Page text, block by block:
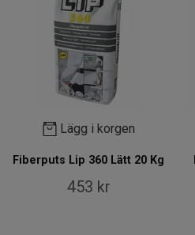
Lägg i korgen
Fiberputs Lip 360 Lätt 20 Kg
453 kr